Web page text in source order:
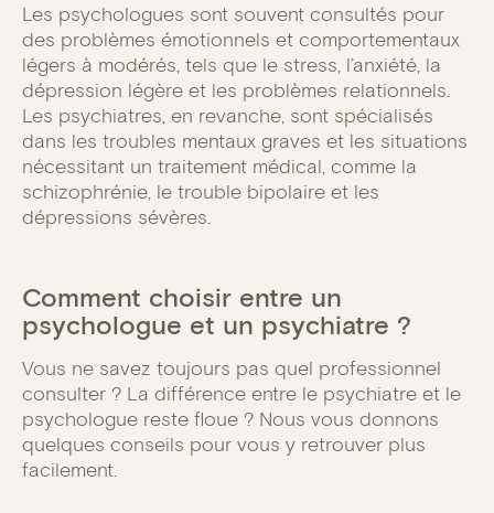
Les psychologues sont souvent consultés pour
des problèmes émotionnels et comportementaux
légers à modérés, tels que le stress, l’anxiété, la
dépression légère et les problèmes relationnels.
Les psychiatres, en revanche, sont spécialisés
dans les troubles mentaux graves et les situations
nécessitant un traitement médical, comme la
schizophrénie, le trouble bipolaire et les
dépressions sévères.
Comment choisir entre un
psychologue et un psychiatre ?
Vous ne savez toujours pas quel professionnel
consulter ? La différence entre le psychiatre et le
psychologue reste floue ? Nous vous donnons
quelques conseils pour vous y retrouver plus
facilement.